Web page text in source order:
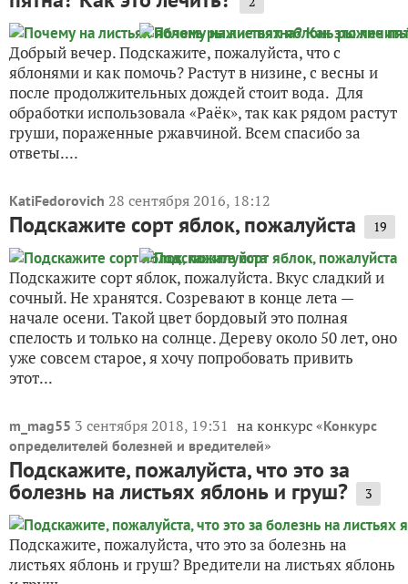
Добрый вечер. Подскажите, пожалуйста, что с
яблонями и как помочь? Растут в низине, с весны и
после продолжительных дождей стоит вода. Для
обработки использовала «Раёк», так как рядом растут
груши, пораженные ржавчиной. Всем спасибо за
ответы....
KatiFedorovich 28 сентября 2016, 18:12
Подскажите сорт яблок, пожалуйста 19
Подскажите сорт яблок, пожалуйста. Вкус сладкий и
сочный. Не хранятся. Созревают в конце лета —
начале осени. Такой цвет бордовый это полная
спелость и только на солнце. Дереву около 50 лет, оно
уже совсем старое, я хочу попробовать привить
этот...
m_mag55 3 сентября 2018, 19:31 на конкурс «Конкурс
определителей болезней и вредителей»
Подскажите, пожалуйста, что это за
болезнь на листьях яблонь и груш? 3
Подскажите, пожалуйста, что это за болезнь на
листьях яблонь и груш? Вредители на листьях яблонь